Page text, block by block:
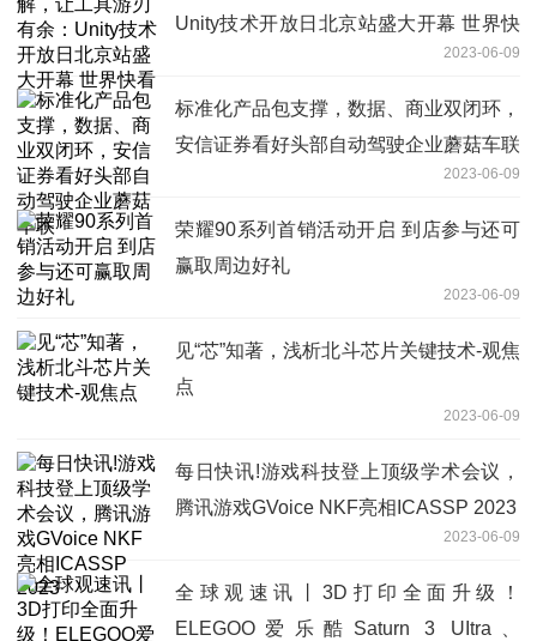
Unity技术开放日北京站盛大开幕 世界快
2023-06-09
标准化产品包支撑，数据、商业双闭环，
安信证券看好头部自动驾驶企业蘑菇车联
2023-06-09
荣耀90系列首销活动开启 到店参与还可
赢取周边好礼
2023-06-09
见“芯”知著，浅析北斗芯片关键技术-观焦
点
2023-06-09
每日快讯!游戏科技登上顶级学术会议，
腾讯游戏GVoice NKF亮相ICASSP 2023
2023-06-09
全球观速讯丨3D打印全面升级！
ELEGOO爱乐酷Saturn 3 UItra、